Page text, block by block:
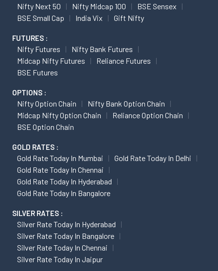
Nifty Next 50
Nifty Midcap 100
BSE Sensex
BSE Small Cap
India Vix Gift Nifty
FUTURES :
Nifty Futures
Nifty Bank Futures
Midcap Nifty Futures
Reliance Futures
BSE Futures
OPTIONS :
Nifty Option Chain
Nifty Bank Option Chain
Midcap Nifty Option Chain
Reliance Option Chain
BSE Option Chain
GOLD RATES :
Gold Rate Today In Mumbai
Gold Rate Today In Delhi
Gold Rate Today In Chennai
Gold Rate Today In Hyderabad
Gold Rate Today In Bangalore
SILVER RATES :
Silver Rate Today In Hyderabad
Silver Rate Today In Bangalore
Silver Rate Today In Chennai
Silver Rate Today In Jaipur